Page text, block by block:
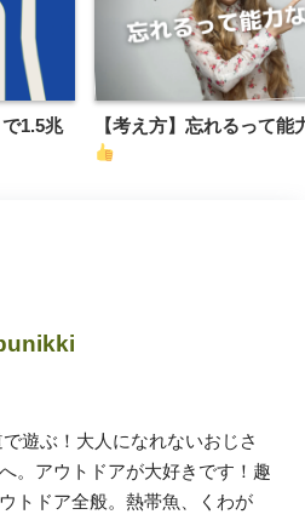
1.5兆
【考え方】忘れるって能
遊ぶ！大人になれないおじさ
。アウトドアが大好きです！趣
トドア全般。熱帯魚、くわが